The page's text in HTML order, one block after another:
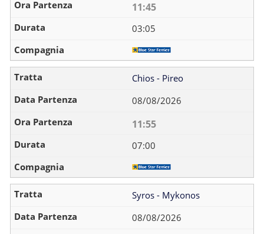
11:45
03:05
Chios - Pireo
08/08/2026
11:55
07:00
Syros - Mykonos
08/08/2026